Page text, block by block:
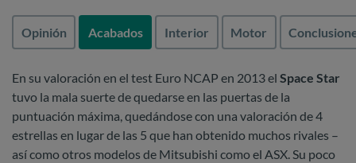
Opinión Acabados Interior Motor
En su valoración en el test Euro NCAP en 2013 el Space Star
tuvo la mala suerte de quedarse en las puertas de la
puntuación máxima, quedándose con una valoración de 4
estrellas en lugar de las 5 que han obtenido muchos rivales –
así como otros modelos de Mitsubishi como el ASX. Su poco